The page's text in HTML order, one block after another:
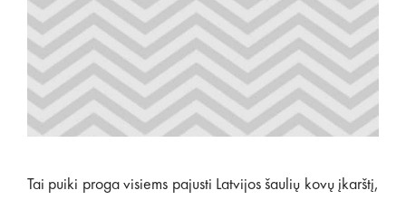
Tai puiki proga visiems pajusti Latvijos šaulių kovų įkarštį,